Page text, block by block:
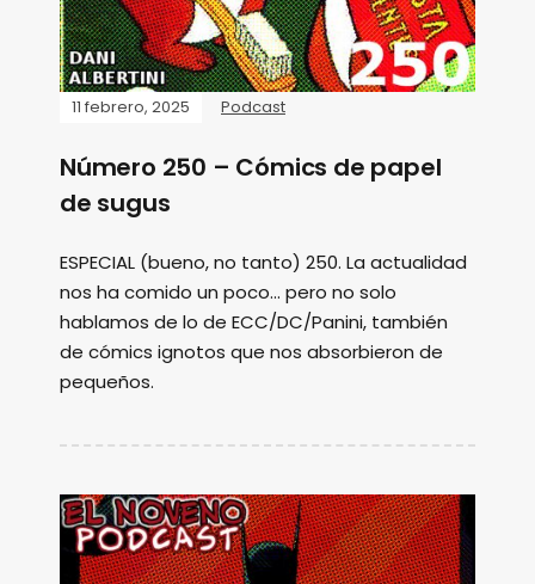
11 febrero, 2025 Podcast
Número 250 – Cómics de papel
de sugus
ESPECIAL (bueno, no tanto) 250. La actualidad
nos ha comido un poco... pero no solo
hablamos de lo de ECC/DC/Panini, también
de cómics ignotos que nos absorbieron de
pequeños.